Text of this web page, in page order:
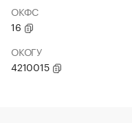
ОКФС
16
ОКОГУ
4210015